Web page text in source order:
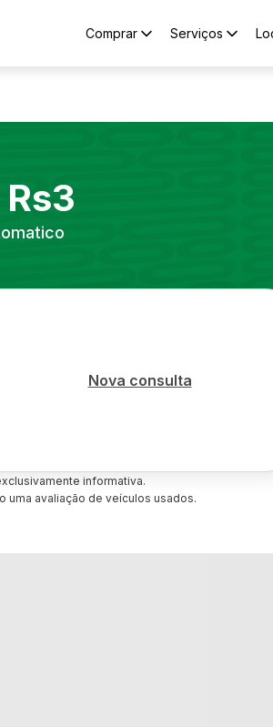
Comprar Serviços
Rs3
Nova consulta
informativa.
uma avaliação de veículos usados.